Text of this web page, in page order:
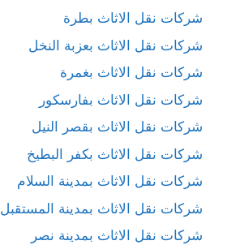
شركات نقل الاثاث بطرة
شركات نقل الاثاث بعزبة النخل
شركات نقل الاثاث بغمرة
شركات نقل الاثاث بفارسكور
شركات نقل الاثاث بقصر النيل
شركات نقل الاثاث بكفر البطيخ
شركات نقل الاثاث بمدينة السلام
شركات نقل الاثاث بمدينة المستقبل
شركات نقل الاثاث بمدينة نصر